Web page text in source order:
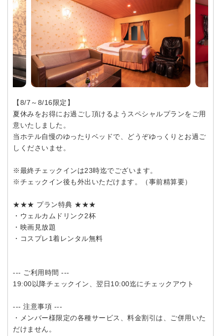
【8/7～8/16限定】
夏休みをお得にお過ごし頂けるようスペシャルプランをご用
意いたしました。
当ホテル自慢のゆったりベッドで、どうぞゆっくりとお過ご
しくださいませ。
※最終チェックインは23時迄でございます。
※チェックイン後も外出いただけます。（事前精算要）
★★★ プラン特典 ★★★
・ウェルカムドリンク2杯
・映画見放題
・コスプレ1着レンタル無料
--- ご利用時間 ---
19:00以降チェックイン、翌日10:00迄にチェックアウト
--- 注意事項 ---
・メンバー様限定の各種サービス、料金割引は、ご併用いた
だけません。